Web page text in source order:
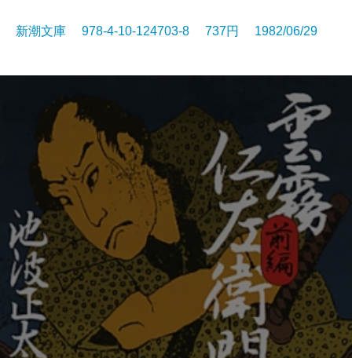
新潮文庫 978-4-10-124703-8 737円 1982/06/29